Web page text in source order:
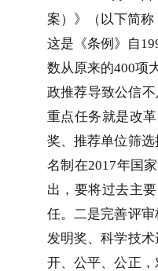
案）》（以下简
这是《条例》自
数从原来的400项
政推荐导致公信不
重点任务就是改
奖、推荐单位筛
名制在2017年国
出，要将过去主
任。二是完善评
发明奖、科学技
开、公平、公正